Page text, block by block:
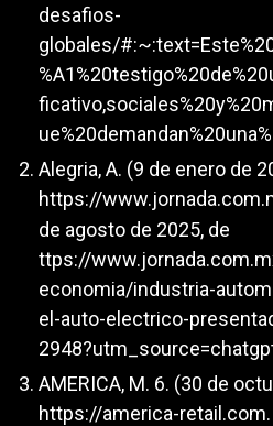
desafios-
globales/
Alegria, A. (9 de enero de
https://
de agosto de 2025, de
ttps://
economia/industria-
el-auto-electrico-
AMERICA, M. 6. (30 de
https://america-retail.com